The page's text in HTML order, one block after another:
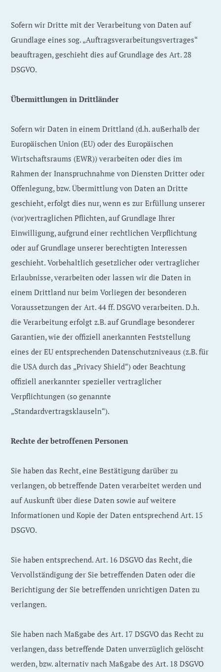
Sofern wir Dritte mit der Verarbeitung von Daten auf
Grundlage eines sog. „Auftragsverarbeitungsvertrages“
beauftragen, geschieht dies auf Grundlage des Art. 28
DSGVO.
Übermittlungen in Drittländer
Sofern wir Daten in einem Drittland (d.h. außerhalb der
Europäischen Union (EU) oder des Europäischen
Wirtschaftsraums (EWR)) verarbeiten oder dies im
Rahmen der Inanspruchnahme von Diensten Dritter oder
Offenlegung, bzw. Übermittlung von Daten an Dritte
geschieht, erfolgt dies nur, wenn es zur Erfüllung unserer
(vor)vertraglichen Pflichten, auf Grundlage Ihrer
Einwilligung, aufgrund einer rechtlichen Verpflichtung
oder auf Grundlage unserer berechtigten Interessen
geschieht. Vorbehaltlich gesetzlicher oder vertraglicher
Erlaubnisse, verarbeiten oder lassen wir die Daten in
einem Drittland nur beim Vorliegen der besonderen
Voraussetzungen der Art. 44 ff. DSGVO verarbeiten. D.h.
die Verarbeitung erfolgt z.B. auf Grundlage besonderer
Garantien, wie der offiziell anerkannten Feststellung
eines der EU entsprechenden Datenschutzniveaus (z.B. für
die USA durch das „Privacy Shield“) oder Beachtung
offiziell anerkannter spezieller vertraglicher
Verpflichtungen (so genannte
„Standardvertragsklauseln“).
Rechte der betroffenen Personen
Sie haben das Recht, eine Bestätigung darüber zu
verlangen, ob betreffende Daten verarbeitet werden und
auf Auskunft über diese Daten sowie auf weitere
Informationen und Kopie der Daten entsprechend Art. 15
DSGVO.
Sie haben entsprechend. Art. 16 DSGVO das Recht, die
Vervollständigung der Sie betreffenden Daten oder die
Berichtigung der Sie betreffenden unrichtigen Daten zu
verlangen.
Sie haben nach Maßgabe des Art. 17 DSGVO das Recht zu
verlangen, dass betreffende Daten unverzüglich gelöscht
werden, bzw. alternativ nach Maßgabe des Art. 18 DSGVO